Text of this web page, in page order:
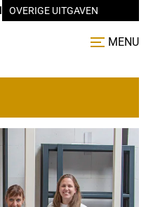
OVERIGE UITGAVEN
MENU